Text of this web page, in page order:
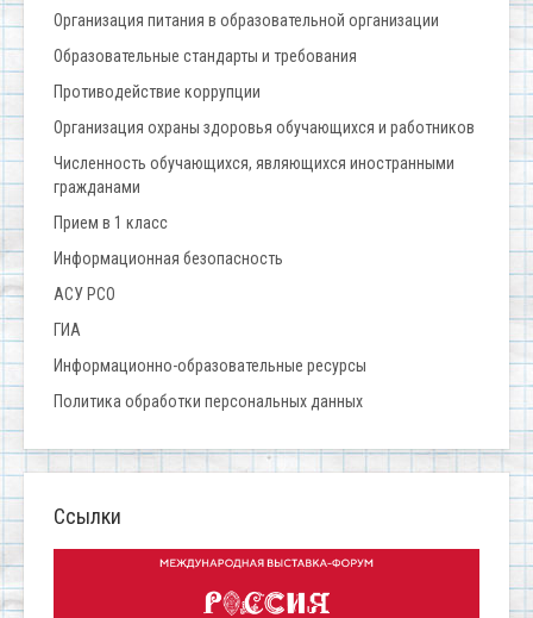
Организация питания в образовательной организации
Образовательные стандарты и требования
Противодействие коррупции
Организация охраны здоровья обучающихся и работников
Численность обучающихся, являющихся иностранными
гражданами
Прием в 1 класс
Информационная безопасность
АСУ РСО
ГИА
Информационно-образовательные ресурсы
Политика обработки персональных данных
Ссылки